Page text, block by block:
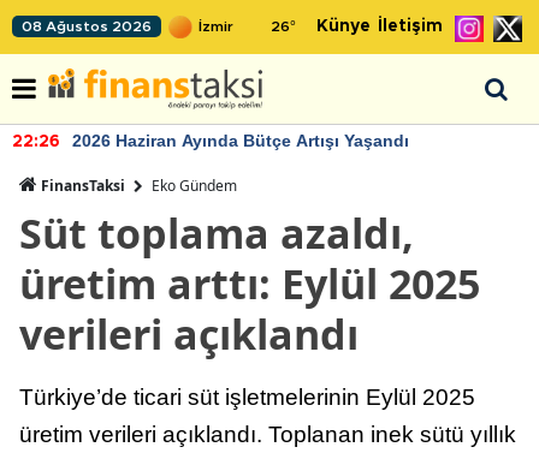
08 Ağustos 2026 26° Künye İletişim
22:26 2026 Haziran Ayında Bütçe Artışı Yaşandı
FinansTaksi Eko Gündem
Süt toplama azaldı,
üretim arttı: Eylül 2025
verileri açıklandı
Türkiye’de ticari süt işletmelerinin Eylül 2025
üretim verileri açıklandı. Toplanan inek sütü yıllık